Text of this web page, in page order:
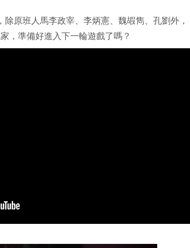
原班人馬李政宰、李炳憲、魏嘏雋、孔劉外，
，準備好進入下一輪遊戲了嗎？